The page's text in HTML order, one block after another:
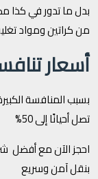
بدل ما تدور في كذا
من كراتين ومواد
أسعار
بسبب المنافسة
تصل أحيانًا إلى 50%
احجز الآن مع أفضل
بنقل آمن وسريع